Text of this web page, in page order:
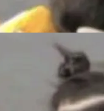
站
无论
更
文
绕三
一
支
会